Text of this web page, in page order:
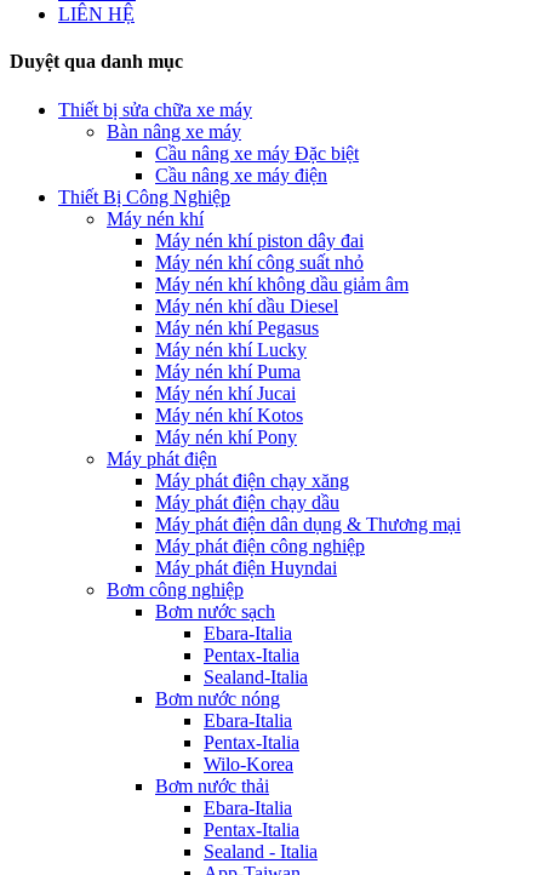
LIÊN HỆ
Duyệt qua danh mục
Thiết bị sửa chữa xe máy
Bàn nâng xe máy
Cầu nâng xe máy Đặc biệt
Cầu nâng xe máy điện
Thiết Bị Công Nghiệp
Máy nén khí
Máy nén khí piston dây đai
Máy nén khí công suất nhỏ
Máy nén khí không dầu giảm âm
Máy nén khí dầu Diesel
Máy nén khí Pegasus
Máy nén khí Lucky
Máy nén khí Puma
Máy nén khí Jucai
Máy nén khí Kotos
Máy nén khí Pony
Máy phát điện
Máy phát điện chạy xăng
Máy phát điện chạy dầu
Máy phát điện dân dụng & Thương mại
Máy phát điện công nghiệp
Máy phát điện Huyndai
Bơm công nghiệp
Bơm nước sạch
Ebara-Italia
Pentax-Italia
Sealand-Italia
Bơm nước nóng
Ebara-Italia
Pentax-Italia
Wilo-Korea
Bơm nước thải
Ebara-Italia
Pentax-Italia
Sealand - Italia